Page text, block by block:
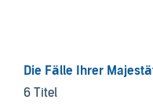
Die Fälle Ihrer
6 Titel